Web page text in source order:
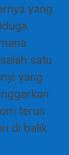
yang
satu
yang
terus
di balik